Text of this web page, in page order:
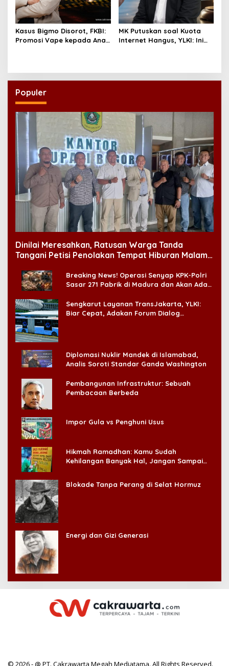
Kasus Bigmo Disorot, FKBI:
Promosi Vape kepada Anak
MK Putuskan soal Kuota
Internet Hangus, YLKI: Ini
Populer
Dinilai Meresahkan, Ratusan Warga Tanda
Tangani Petisi Penolakan Tempat Hiburan Malam
Breaking News! Operasi Senyap KPK-Polri
Sasar 271 Pabrik di Madura dan Akan Ada
Sengkarut Layanan TransJakarta, YLKI:
Biar Cepat, Adakan Forum Dialog
Diplomasi Nuklir Mandek di Islamabad,
Analis Soroti Standar Ganda Washington
Pembangunan Infrastruktur: Sebuah
Pembacaan Berbeda
Impor Gula vs Penghuni Usus
Hikmah Ramadhan: Kamu Sudah
Kehilangan Banyak Hal, Jangan Sampai
Blokade Tanpa Perang di Selat Hormuz
Energi dan Gizi Generasi
© 2026 - @ PT. Cakrawarta Megah Mediatama. All Rights Reserved.